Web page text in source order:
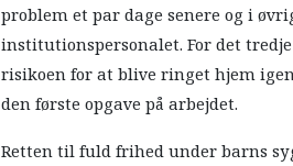
problem et par dage senere og i
institutionspersonalet. For det
risikoen for at blive ringet hjem
den første opgave på arbejdet.
Retten til fuld frihed under barns